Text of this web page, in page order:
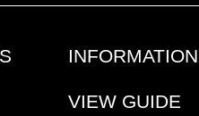
INFORMATION
VIEW GUIDE